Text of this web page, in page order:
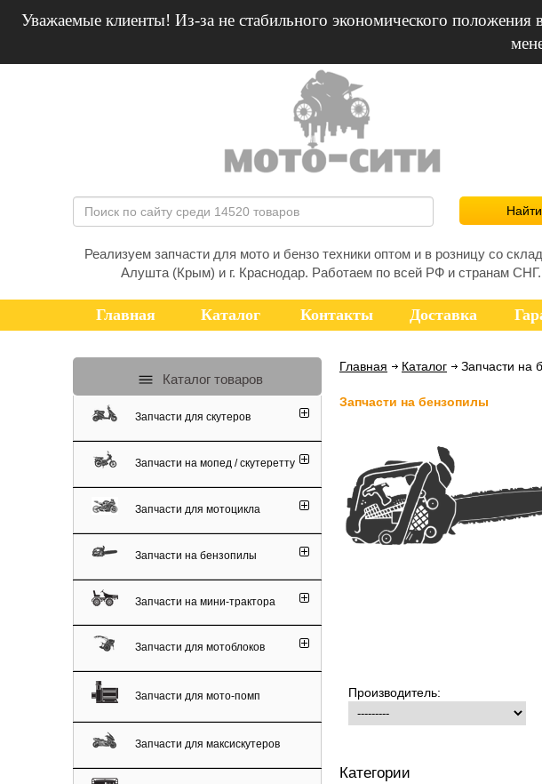
Уважаемые клиенты! Из-за не стабильного экономического положения
Реализуем запчасти для мото и бензо техники оптом и в розницу со
Алушта (Крым) и г. Краснодар. Работаем по всей РФ и странам СНГ.
Главная Каталог Контакты Доставка
Главная Каталог Запчасти на
Запчасти на бензопилы
Производитель:
Категории
Каталог товаров
Запчасти для скутеров
Запчасти на мопед / скутеретту
Запчасти для мотоцикла
Запчасти на бензопилы
Запчасти на мини-трактора
Запчасти для мотоблоков
Запчасти для мото-помп
Запчасти для максискутеров